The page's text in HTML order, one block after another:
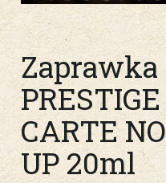
CARTE
UP 20ml